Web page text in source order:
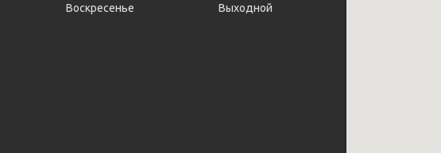
Воскресенье
Выходной